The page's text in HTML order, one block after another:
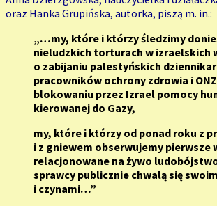
oraz Hanka Grupińska, autorka, piszą m. in.:
„…my, które i którzy śledzimy
nieludzkich torturach w izraelskich
o zabijaniu palestyńskich
pracowników ochrony zdrowia i
blokowaniu przez Izrael pomocy
kierowanej do Gazy,
my, które i którzy od ponad roku z
i z gniewem obserwujemy pierwsze
relacjonowane na żywo
sprawcy publicznie chwalą się
i czynami…”